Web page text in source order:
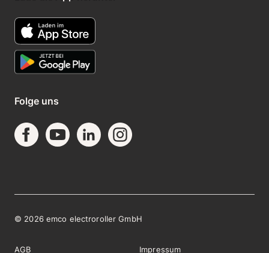
Folge uns
© 2026 emco electroroller GmbH
AGB Impressum